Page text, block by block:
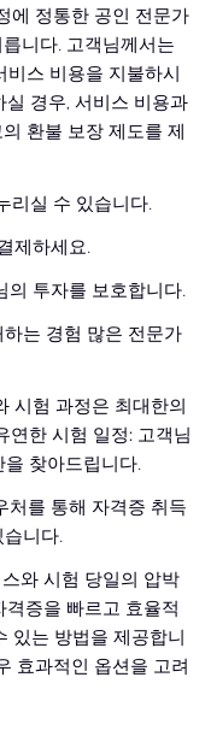
에 정통한 공인 전문가
니다. 고객님께서는
비스 비용을 지불하시
경우, 서비스 비용과
환불 보장 제도를 제
리실 수 있습니다.
제하세요.
의 투자를 보호합니다.
는 경험 많은 전문가
시험 과정은 최대한의
연한 시험 일정: 고객님
찾아드립니다.
처를 통해 자격증 취득
니다.
와 시험 당일의 압박
증을 빠르고 효율적
있는 방법을 제공합니
효과적인 옵션을 고려